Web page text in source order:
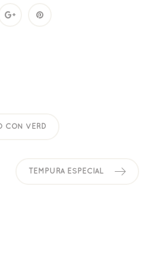
CON VERD
TEMPURA ESPECIAL